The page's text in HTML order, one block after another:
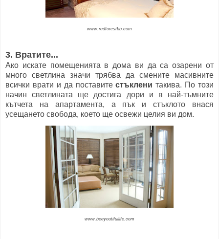
www.redforestbb.com
3. Вратите...
Ако искате помещенията в дома ви да са озарени от
много светлина значи трябва да смените масивните
всички врати и да поставитестъклени такива. По този
начин светлината ще достига дори и в най-тъмните
кътчета на апартамента, а пък и стъклото внася
усещането свобода, което ще освежи целия ви дом.
www.beeyoutifullife.com